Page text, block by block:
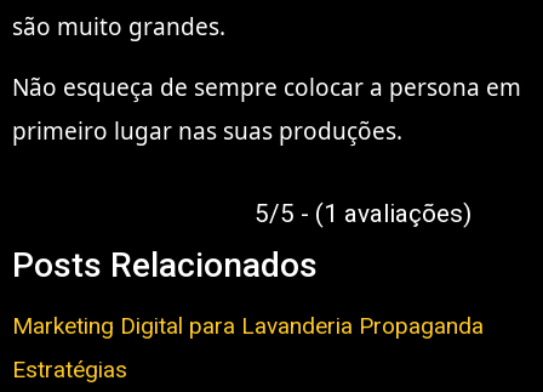
são muito grandes.
Não esqueça de sempre colocar a persona em
primeiro lugar nas suas produções.
5/5 - (1 avaliações)
Posts Relacionados
Marketing Digital para Lavanderia Propaganda
Estratégias